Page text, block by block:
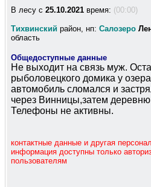
В лесу c 25.10.2021 время: (00:00)
Тихвинский район, нп: Салозеро
область
Общедоступные данные
Не выходит на связь муж.
рыболовецкого домика у
автомобиль сломался и
через Винницы,затем
Телефоны не активны.
контактные данные и другая
информация доступны только
пользователям